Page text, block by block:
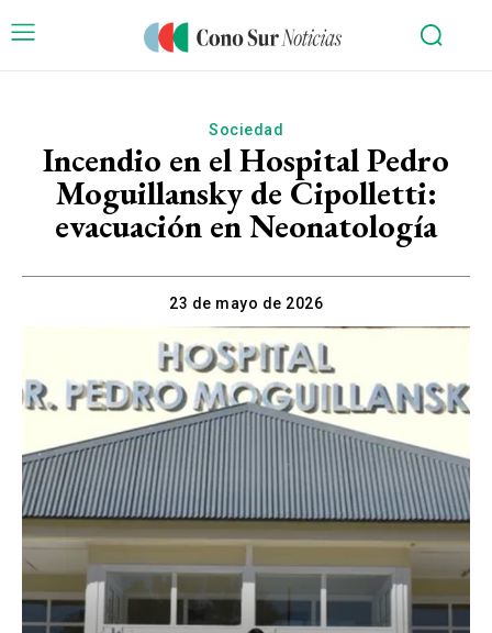
Sociedad
Incendio en el Hospital Pedro
Moguillansky de Cipolletti:
evacuación en Neonatología
23 de mayo de 2026